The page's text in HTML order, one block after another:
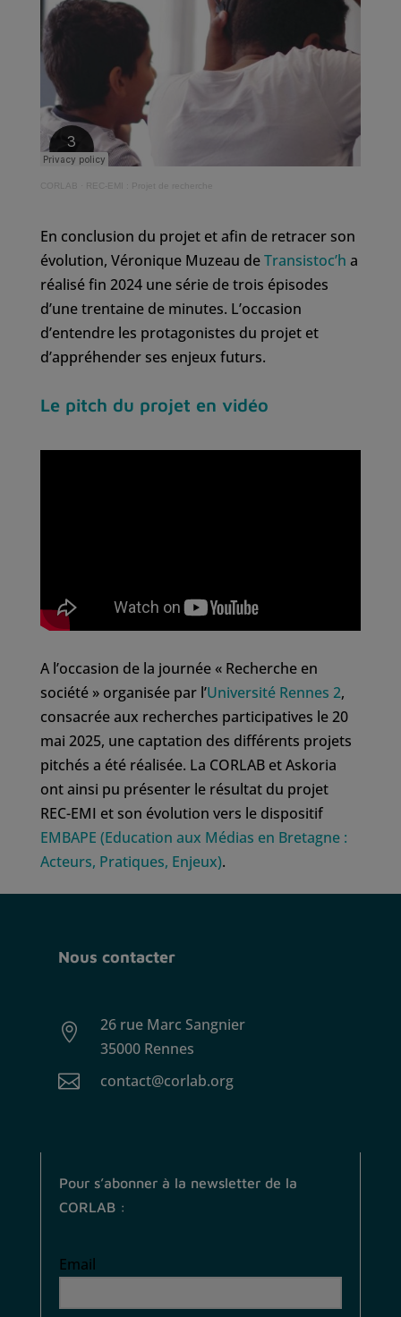
CORLAB REC-EMI : Projet de recherche
En conclusion du projet et afin de retracer son
évolution, Véronique Muzeau deTransistoc’h a
réalisé fin 2024 une série de trois épisodes
d’une trentaine de minutes. L’occasion
d’entendre les protagonistes du projet et
d’appréhender ses enjeux futurs.
Le pitch du projet en vidéo
A l’occasion de la journée « Recherche en
société » organisée par l’Université Rennes 2,
consacrée aux recherches participatives le 20
mai 2025, une captation des différents projets
pitchés a été réalisée. La CORLAB et Askoria
ont ainsi pu présenter le résultat du projet
REC-EMI et son évolution vers le dispositif
EMBAPE (Education aux Médias en Bretagne :
Acteurs, Pratiques, Enjeux).
Nous contacter

26 rue Marc Sangnier
35000 Rennes
 contact@corlab.org
Pour s’abonner à la newsletter de la
CORLAB :
Email